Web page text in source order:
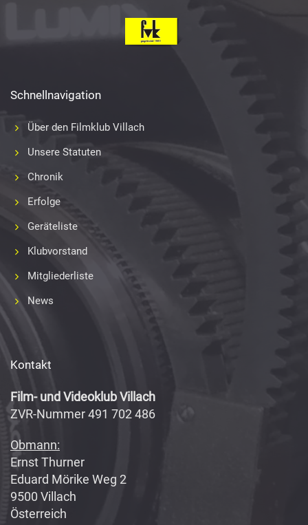
Schnellnavigation
Über den Filmklub Villach
Unsere Statuten
Chronik
Erfolge
Geräteliste
Klubvorstand
Mitgliederliste
News
Kontakt
Film- und Videoklub Villach
ZVR-Nummer 491 702 486
Obmann:
Ernst Thurner
Eduard Mörike Weg 2
9500 Villach
Österreich